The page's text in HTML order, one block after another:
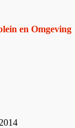
en Omgeving